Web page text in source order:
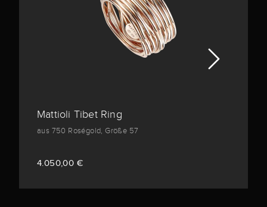
Mattioli Tibet Ring
aus 750 Roségold, Größe 57
4.050,00 €